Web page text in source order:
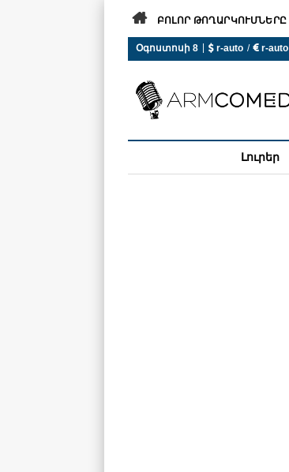
 ԲՈԼՈՐ ԹՈՂԱՐԿՈՒՄՆԵՐԸ
Օգոստոսի 8 |  r-auto /  r-auto
Լուրեր